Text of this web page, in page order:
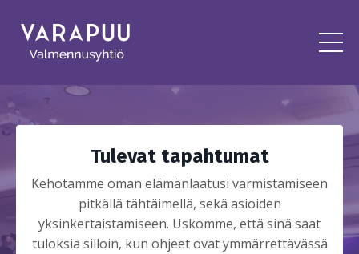
Tulevat tapahtumat
Kehotamme oman elämänlaatusi varmistamiseen
pitkällä tähtäimellä, sekä asioiden
yksinkertaistamiseen. Uskomme, että sinä saat
tuloksia silloin, kun ohjeet ovat ymmärrettävässä